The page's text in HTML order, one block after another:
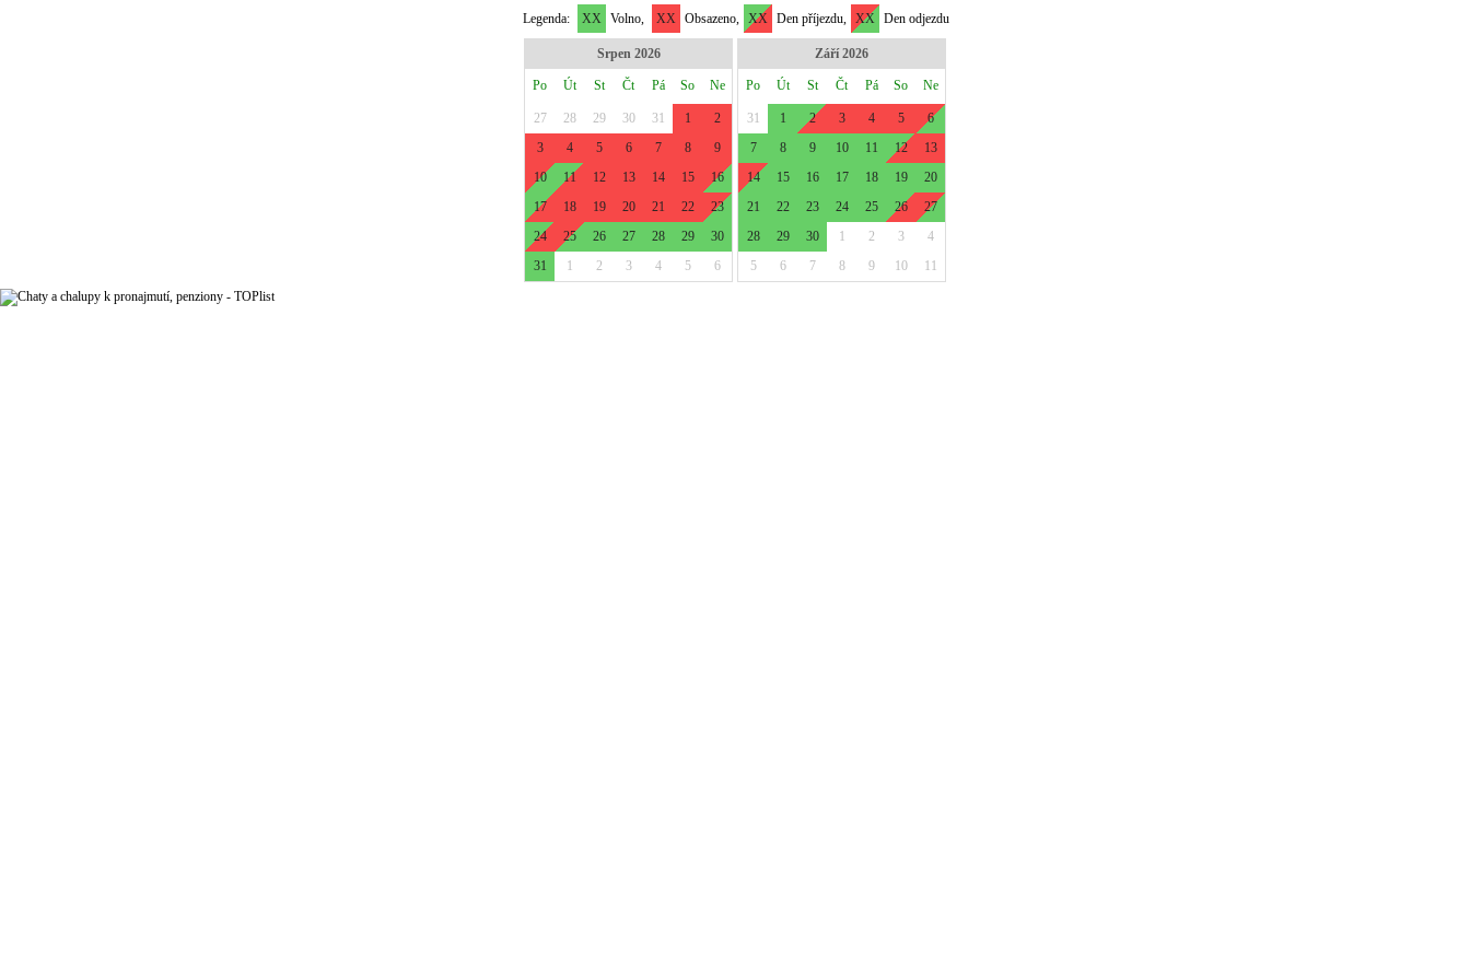
Legenda: XX Volno, XX Obsazeno, XX Den příjezdu, XX Den odjezdu
Srpen 2026
Po Út St Čt Pá So Ne
27 28 29 30 31 1
2
3
4 5 6 7 8
9
10
11 12 13 14 15
16
17
18 19 20 21 22
23
24
25 26 27 28 29
30
31
1 2 3 4 5 6
Září 2026
Po Út St Čt Pá So Ne
31 1 2 3 4 5
6
7
8 9 10 11 12
13
14
15 16 17 18 19
20
21
22 23 24 25 26
27
28
29 30 1 2 3
4
5
6 7 8 9 10 11